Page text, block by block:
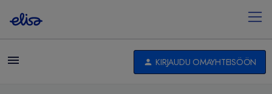
KIRJAUDU OMAYHTEISÖÖN